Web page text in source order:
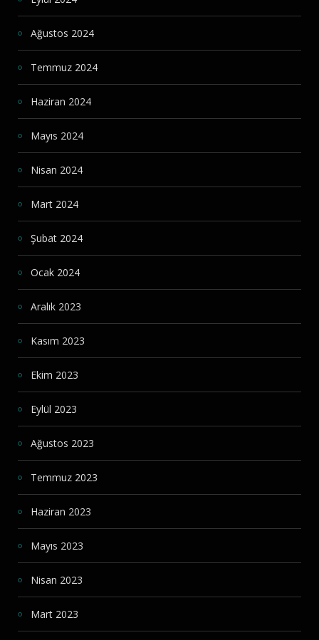
Ağustos 2024
Temmuz 2024
Haziran 2024
Mayıs 2024
Nisan 2024
Mart 2024
Şubat 2024
Ocak 2024
Aralık 2023
Kasım 2023
Ekim 2023
Eylül 2023
Ağustos 2023
Temmuz 2023
Haziran 2023
Mayıs 2023
Nisan 2023
Mart 2023